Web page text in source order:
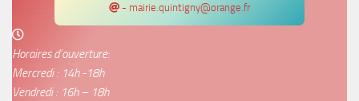
- mairie.quintigny@orange.fr
Horaires d’ouverture:
Mercredi : 14h -18h
Vendredi : 16h – 18h